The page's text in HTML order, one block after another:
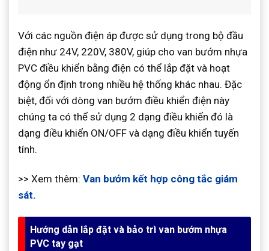
Với các nguồn điện áp được sử dụng trong bộ đầu
điện như 24V, 220V, 380V, giúp cho van bướm nhựa
PVC điều khiển bằng điện có thể lắp đặt và hoạt
động ổn định trong nhiều hệ thống khác nhau. Đặc
biệt, đối với dòng van bướm điều khiển điện này
chúng ta có thể sử dụng 2 dạng điều khiển đó là
dạng điều khiển ON/OFF và dạng điều khiển tuyến
tính.
>> Xem thêm: Van bướm kết hợp công tắc giám
sát.
Hướng dẫn lắp đặt và bảo trì van bướm nhựa
PVC tay gạt